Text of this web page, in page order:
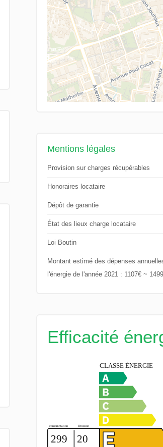
Mentions légales
Provision sur charges récupérables
Honoraires locataire
Dépôt de garantie
État des lieux charge locataire
Loi Boutin
Montant estimé des dépenses
l'énergie de l'année 2021 : 1107€ ~
Efficacité